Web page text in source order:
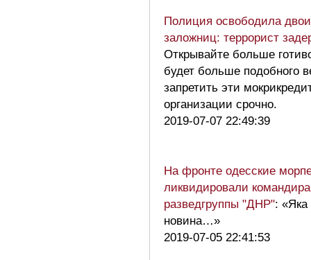
Полиция освободила
заложниц: террорист
Открывайте больше
будет больше подобного
запретить эти
организации срочно.
2019-07-07 22:49:39
На фронте одесские
ликвидировали командира
разведгруппы "ДНР":
новина…»
2019-07-05 22:41:53